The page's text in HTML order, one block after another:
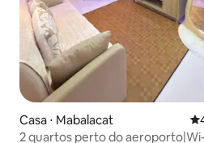
Casa ⋅ Mabalacat
2 quartos perto do